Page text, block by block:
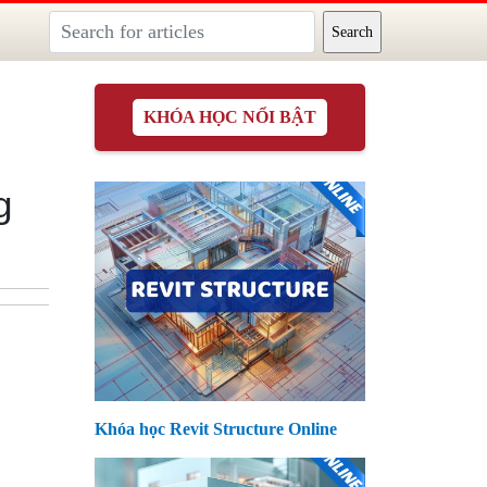
KHÓA HỌC NỔI BẬT
Khóa học Revit Structure Online